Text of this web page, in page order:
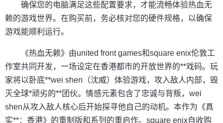
确保您的电脑满足这些配置要求，才能流畅体验热血无
赖的游戏世界。在购买前，务必核对您的硬件规格，以确保
游戏能顺利运行。
《热血无赖》由united front games和square enix伦敦工
作室共同开发，一场设定在香港都市的开放世界的**戏码。玩
家将以卧底**wei shen（沈威）体验游戏，攻入敌人内部，毁
灭全球*顽劣的**团伙。情感元素包含了忠诚与背叛，wei
shen从攻入敌人核心后开始探寻他自己的动机。本作为《真
实**：香港》的重制版和系列的重启作。square enix自收购